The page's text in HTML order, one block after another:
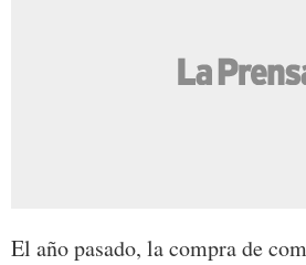
El año pasado, la compra de